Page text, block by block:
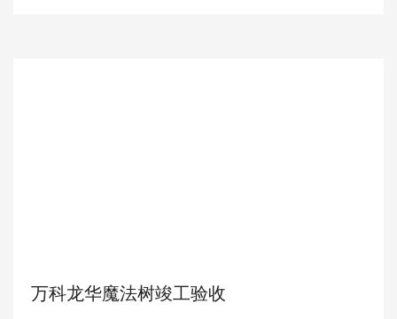
万科龙华魔法树竣工验收